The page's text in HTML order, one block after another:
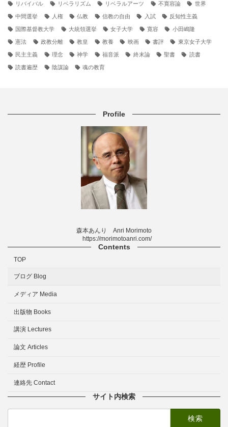
リバイバル リベラリズム リベラルアーツ 不寛容論 世界
中間選挙 人権 仏教 信教の自由 入試 反知性主義
国際基督教大学 大統領選挙 女子大学 寛容 小田嶋隆
憲法 政教分離 教皇 教養 映画 書評 東京女子大学
民主主義 理念 神学 福音派 終末論 聖書 読書
読書遍歴 陰謀論 魂の教育
Profile
森本あんり Anri Morimoto
https://morimotoanri.com/
Contents
TOP
ブログ Blog
メディア Media
出版物 Books
講演 Lectures
論文 Articles
経歴 Profile
連絡先 Contact
サイト内検索